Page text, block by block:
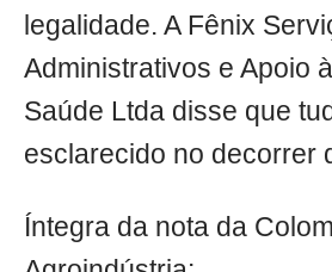
legalidade. A Fênix
Administrativos e Apoio
Saúde Ltda disse que
esclarecido no decorrer
Íntegra da nota da